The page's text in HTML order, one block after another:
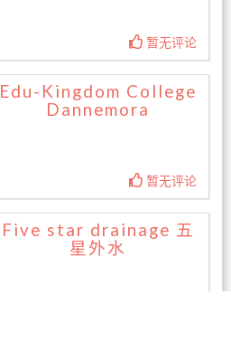
暂无评论
Edu-Kingdom College
Dannemora
暂无评论
Five star drainage 五
星外水